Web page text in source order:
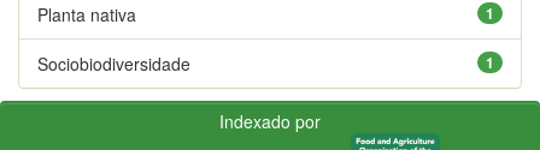
1
Planta nativa
1
Sociobiodiversidade
Indexado por